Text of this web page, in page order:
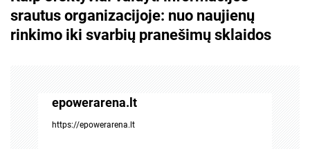
i
srautus organizacijoje: nuo naujienų
rinkimo iki svarbių pranešimų sklaidos
epowerarena.lt
https://epowerarena.lt